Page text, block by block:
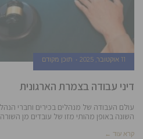
11 אוקטובר, 2025 תוכן מקודם
דיני עבודה בצמרת הארגונית
עולם העבודה של מנהלים בכירים וחברי
השונה באופן מהותי מזו של עובדים מן
קרא עוד ←